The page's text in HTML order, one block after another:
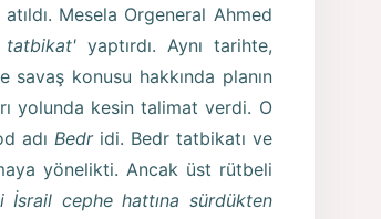
Mesela Orgeneral Ahmed
tatbikat' yaptırdı. Aynı tarihte,
savaş konusu hakkında planın
yolunda kesin talimat verdi. O
adıBedr idi. Bedr tatbikatı ve
yönelikti. Ancak üst rütbeli
İsrail cephe hattına sürdükten